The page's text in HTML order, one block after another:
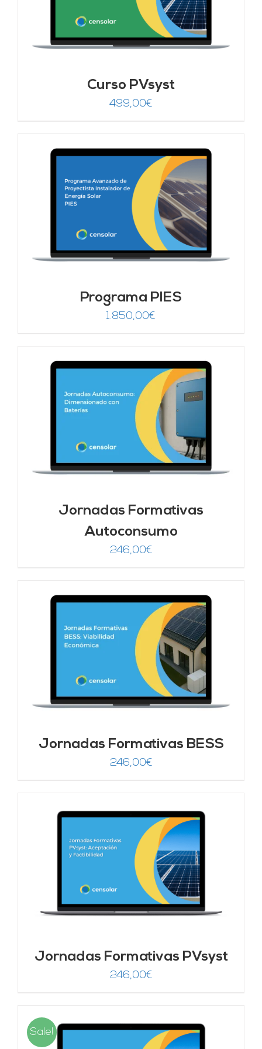
Curso PVsyst
499,00€
Programa PIES
1.850,00€
Jornadas Formativas
Autoconsumo
246,00€
Jornadas Formativas BESS
246,00€
Jornadas Formativas PVsyst
246,00€
Sale!